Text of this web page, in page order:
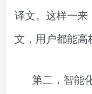
译文。这样一
文，用户都能高
第二，智能